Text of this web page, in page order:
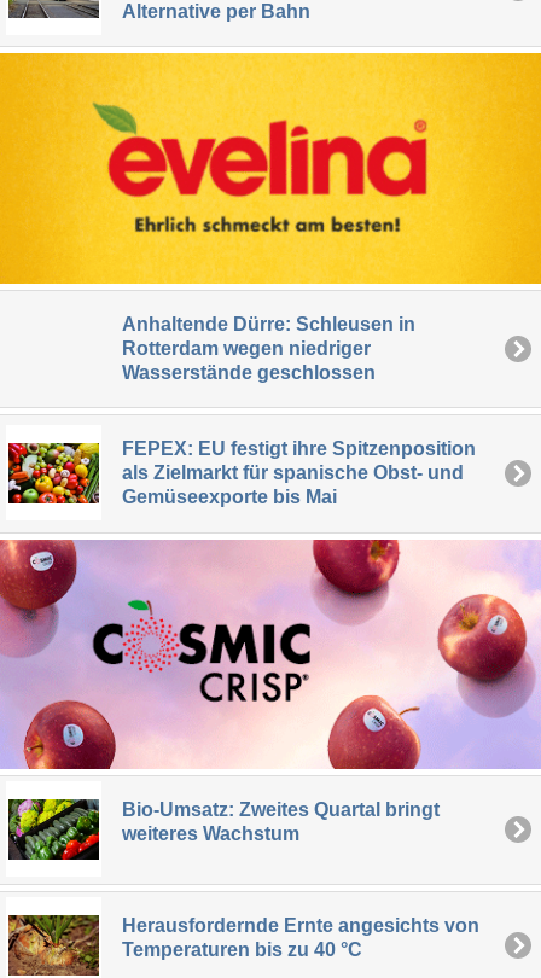
Alternative per Bahn
Anhaltende Dürre: Schleusen in
Rotterdam wegen niedriger
Wasserstände geschlossen
FEPEX: EU festigt ihre Spitzenposition
als Zielmarkt für spanische Obst- und
Gemüseexporte bis Mai
Bio-Umsatz: Zweites Quartal bringt
weiteres Wachstum
Herausfordernde Ernte angesichts von
Temperaturen bis zu 40 °C